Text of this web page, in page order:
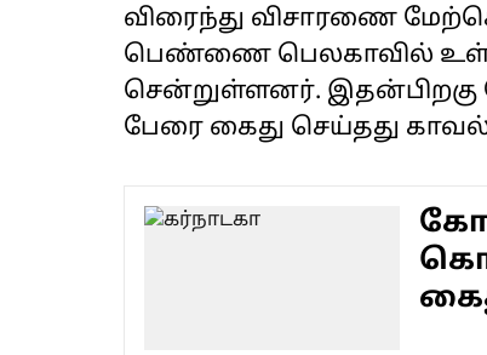
விரைந்து விசாரணை
பெண்ணை பெலகாவில்
சென்றுள்ளனர்.
பேரை கைது செய்தது